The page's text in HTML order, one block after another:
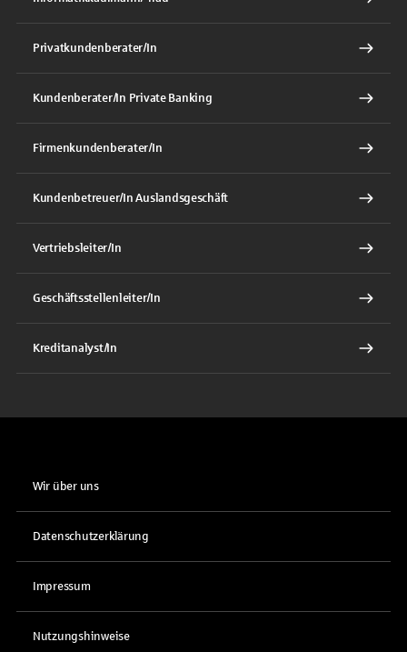
Privatkundenberater/In
Kundenberater/In Private Banking
Firmenkundenberater/In
Kundenbetreuer/In Auslandsgeschäft
Vertriebsleiter/In
Geschäftsstellenleiter/In
Kreditanalyst/In
Wir über uns
Datenschutzerklärung
Impressum
Nutzungshinweise